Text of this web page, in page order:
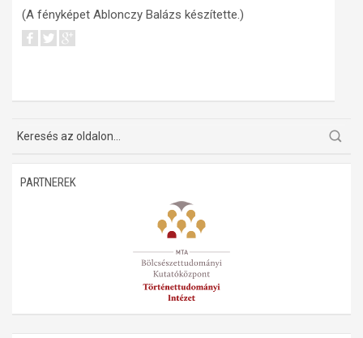
(A fényképet Ablonczy Balázs készítette.)
PARTNEREK